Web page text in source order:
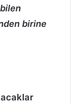
birine